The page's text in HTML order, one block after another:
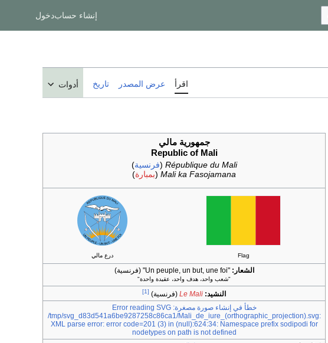
إنشاء حسابدخول
اقرأ عرض المصدر تاريخ أدوات
جمهورية مالي
Republic of Mali
République du Mali
(فرنسية)
Mali ka Fasojamana
(بمبارة)
Flag درع مالي
الشعار:"Un peuple, un but, une foi" (فرنسية)
"شعب واحد، هدف واحد، عقيدة واحدة"
النشيد: Le Mali (فرنسية) [1]
خطأ في إنشاء صورة مصغرة: Error reading SVG
/tmp/svg_d83d541a6be9287258c86ca1/Mali_de_iure_(orthographic_projection).svg:
XML parse error: error code=201 (3) in (null):624:34: Namespace prefix sodipodi for
nodetypes on path is not defined